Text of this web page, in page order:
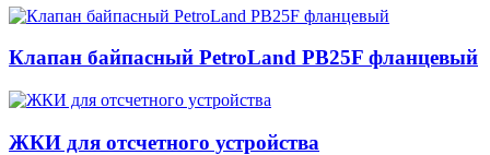
Клапан байпасный PetroLand PB25F фланцевый
ЖКИ для отсчетного устройства